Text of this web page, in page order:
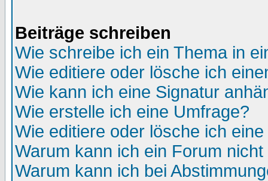
Beiträge schreiben
Wie schreibe ich ein Thema in
Wie editiere oder lösche ich
Wie kann ich eine Signatur
Wie erstelle ich eine Umfrage?
Wie editiere oder lösche ich
Warum kann ich ein Forum
Warum kann ich bei